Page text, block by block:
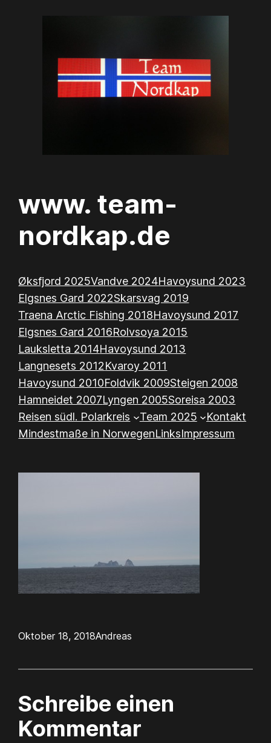
www. team-
nordkap.de
Øksfjord 2025Vandve 2024Havoysund 2023
Elgsnes Gard 2022Skarsvag 2019
Traena Arctic Fishing 2018Havoysund 2017
Elgsnes Gard 2016Rolvsoya 2015
Lauksletta 2014Havoysund 2013
Langnesets 2012Kvaroy 2011
Havoysund 2010Foldvik 2009Steigen 2008
Hamneidet 2007Lyngen 2005Soreisa 2003
Reisen südl. Polarkreis
Team 2025
Kontakt
Mindestmaße in NorwegenLinksImpressum
Oktober 18, 2018Andreas
Schreibe einen
Kommentar